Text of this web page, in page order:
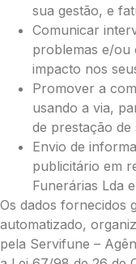
Neste
com Paypal
sua gestão, e
Comunicar
problemas e/ou
impacto nos
Promover a
usando a via,
de prestação de
Envio de
publicitário em
Funerárias Lda
Os dados fornecidos
automatizado,
pela Servifune –